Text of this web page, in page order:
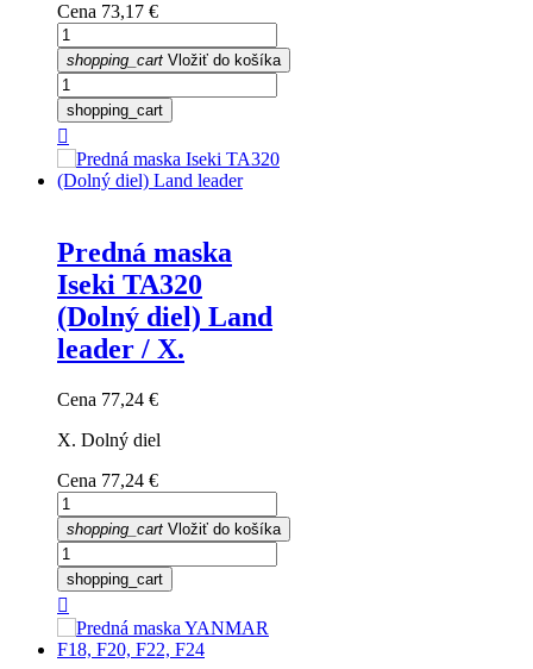
Cena 73,17 €
shopping_cart Vložiť do košíka
shopping_cart

Predná maska
Iseki TA320
(Dolný diel) Land
leader / X.
Cena 77,24 €
X. Dolný diel
Cena 77,24 €
shopping_cart Vložiť do košíka
shopping_cart
